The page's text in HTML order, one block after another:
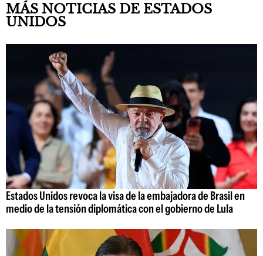
MÁS NOTICIAS DE ESTADOS
UNIDOS
Estados Unidos revoca la visa de la embajadora de Brasil en
medio de la tensión diplomática con el gobierno de Lula